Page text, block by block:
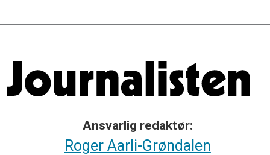
Ansvarlig redaktør:
Roger Aarli-Grøndalen